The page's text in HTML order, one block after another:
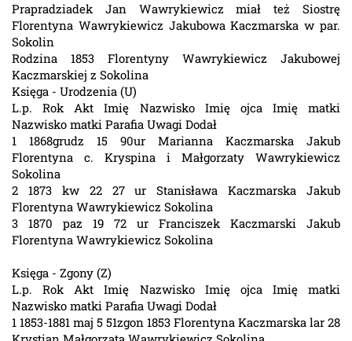
Prapradziadek Jan Wawrykiewicz miał też Siostrę
Florentyna Wawrykiewicz Jakubowa Kaczmarska w par.
Sokolin
Rodzina 1853 Florentyny Wawrykiewicz Jakubowej
Kaczmarskiej z Sokolina
Księga - Urodzenia (U)
L.p. Rok Akt Imię Nazwisko Imię ojca Imię matki
Nazwisko matki Parafia Uwagi Dodał
1 1868grudz 15 90ur Marianna Kaczmarska Jakub
Florentyna c. Kryspina i Małgorzaty Wawrykiewicz
Sokolina
2 1873 kw 22 27 ur Stanisława Kaczmarska Jakub
Florentyna Wawrykiewicz Sokolina
3 1870 paz 19 72 ur Franciszek Kaczmarski Jakub
Florentyna Wawrykiewicz Sokolina
Księga - Zgony (Z)
L.p. Rok Akt Imię Nazwisko Imię ojca Imię matki
Nazwisko matki Parafia Uwagi Dodał
1 1853-1881 maj 5 51zgon 1853 Florentyna Kaczmarska lar 28